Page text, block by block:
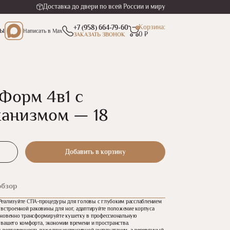
Доставка до двери по всей России и миру
Написатьв Max +7 (958) 664-79-60
ЗАКАЗАТЬ ЗВОНОК
0Корзина:
0 ₽
4в1 с
— 18
Добавить в корзину
СПА-процедуры для головы с глубоким расслаблением
раковины для ног, адаптируйте положение корпуса
трансформируйте кушетку в профессиональную
комфорта, экономии времени и пространства.